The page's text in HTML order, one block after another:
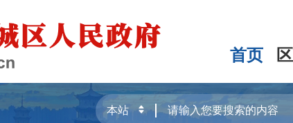
首页